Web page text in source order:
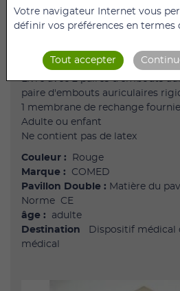
2 paires d'embouts auriculaires
d'embouts auriculaires rigides
Double pavillon en acier
Livré avec 2 paires d'embouts
paire d'embouts auriculaires
1 membrane de rechange fournie
Adulte ou enfant
Ne contient pas de latex
Couleur :
Rouge
Marque :
COMED
Pavillon Double : Matière du
Norme CE
âge :
adulte
Destination
Dispositif médical
médical
Votre navigateur Internet vous
définir vos préférences en termes
Tout accepter